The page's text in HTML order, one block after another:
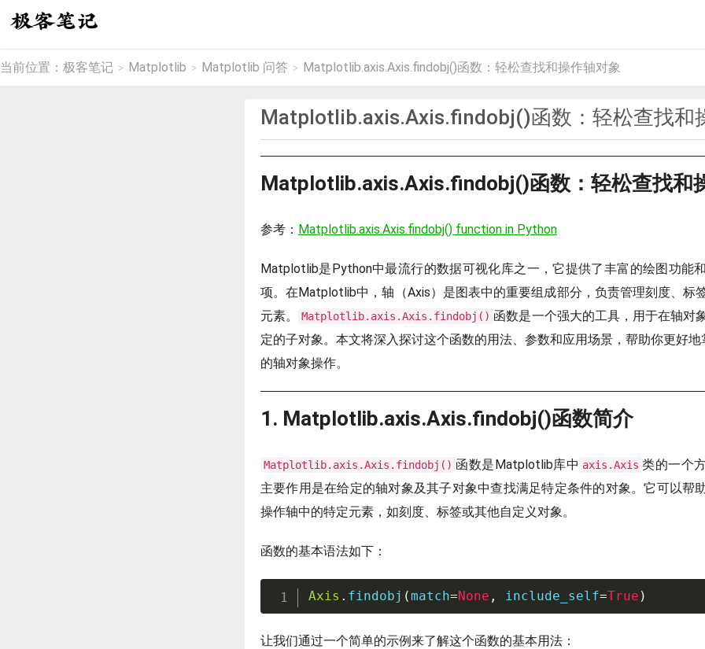
当前位置： 极客笔记 > Matplotlib > Matplotlib 问答 > Matplotlib.axis.Axis.findobj()函数：轻松查找和操作轴对象
Matplotlib.axis.Axis.findobj()函数：轻松查找和
Matplotlib.axis.Axis.findobj()函数：轻松查找和
参考： Matplotlib.axis.Axis.findobj() function in Python
Matplotlib是Python中最流行的数据可视化库之一，它提供了丰富的绘图功能
项。在Matplotlib中，轴（Axis）是图表中的重要组成部分，负责管理刻度、标
元素。
Matplotlib.axis.Axis.findobj() 函数是一个强大的工具，用于在轴对
定的子对象。本文将深入探讨这个函数的用法、参数和应用场景，帮助你更好
的轴对象操作。
1. Matplotlib.axis.Axis.findobj()函数简介
Matplotlib.axis.Axis.findobj() 函数是Matplotlib库中 axis.Axis 类的一个
主要作用是在给定的轴对象及其子对象中查找满足特定条件的对象。它可以帮
操作轴中的特定元素，如刻度、标签或其他自定义对象。
函数的基本语法如下：
Axis . findobj (match=None , include_self=True )
让我们通过一个简单的示例来了解这个函数的基本用法：